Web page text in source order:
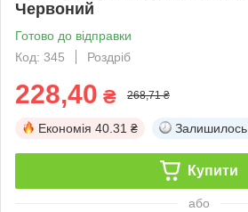
Червоний
Готово до відправки
Код: 345
Роздріб
228,40 ₴ 268,71 ₴
Економія 40.31 ₴ Залишилось
Купити
або